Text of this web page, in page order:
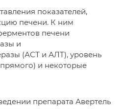
показателей,
печени. К ним
печени
и
(АСТ и АЛТ), уровень
и некоторые
препарата Авертель